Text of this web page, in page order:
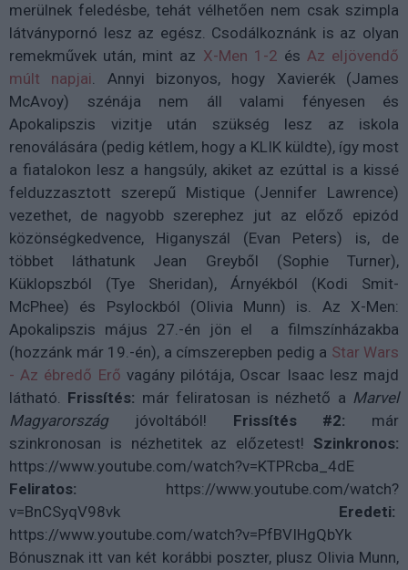
merülnek feledésbe, tehát vélhetően nem csak szimpla
látványpornó lesz az egész. Csodálkoznánk is az olyan
remekművek után, mint az X-Men 1-2 és Az eljövendő
múlt napjai. Annyi bizonyos, hogy Xavierék (James
McAvoy) szénája nem áll valami fényesen és
Apokalipszis vizitje után szükség lesz az iskola
renoválására (pedig kétlem, hogy a KLIK küldte), így most
a fiatalokon lesz a hangsúly, akiket az ezúttal is a kissé
felduzzasztott szerepű Mistique (Jennifer Lawrence)
vezethet, de nagyobb szerephez jut az előző epizód
közönségkedvence, Higanyszál (Evan Peters) is, de
többet láthatunk Jean Greyből (Sophie Turner),
Küklopszból (Tye Sheridan), Árnyékból (Kodi Smit-
McPhee) és Psylockból (Olivia Munn) is. Az X-Men:
Apokalipszis május 27.-én jön el a filmszínházakba
(hozzánk már 19.-én), a címszerepben pedig a Star Wars
- Az ébredő Erő vagány pilótája, Oscar Isaac lesz majd
látható. Frissítés: már feliratosan is nézhető a Marvel
Magyarországjóvoltából! Frissítés #2: már
szinkronosan is nézhetitek az előzetest! Szinkronos:
https://www.youtube.com/watch?v=KTPRcba_4dE
Feliratos:
https://www.youtube.com/watch?
v=BnCSyqV98vk Eredeti:
https://www.youtube.com/watch?v=PfBVIHgQbYk
Bónusznak itt van két korábbi poszter, plusz Olivia Munn,